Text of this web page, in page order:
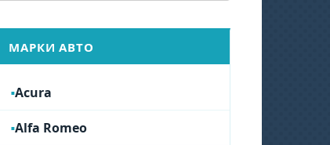
МАРКИ АВТО
Acura
Alfa Romeo